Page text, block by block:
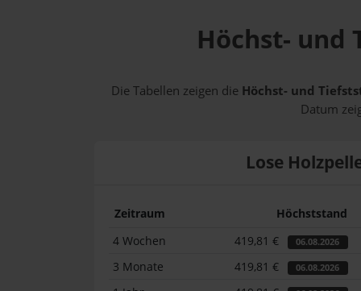
Höchst- und
Die Tabellen zeigen die Höchst- und
Datum
Lose
Zeitraum Höchststand
4 Wochen
419,81 € 06.08.2026
3 Monate 419,81 € 06.08.2026